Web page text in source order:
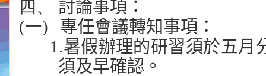
四、
討論事項：
(一)
專任會議轉知事項：
1.暑假辦理的研習須於五月
須及早確認。